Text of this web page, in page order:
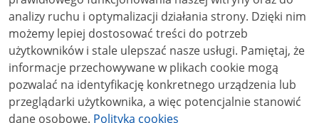
analizy ruchu i optymalizacji działania strony. Dzięki nim
możemy lepiej dostosować treści do potrzeb
użytkowników i stale ulepszać nasze usługi. Pamiętaj, że
informacje przechowywane w plikach cookie mogą
pozwalać na identyfikację konkretnego urządzenia lub
przeglądarki użytkownika, a więc potencjalnie stanowić
dane osobowe. Polityka cookies